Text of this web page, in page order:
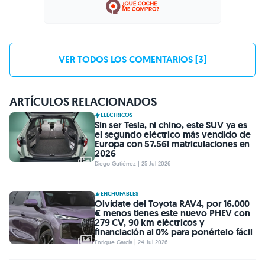
VER TODOS LOS COMENTARIOS [3]
ARTÍCULOS RELACIONADOS
ELÉCTRICOS
Sin ser Tesla, ni chino, este SUV ya es
el segundo eléctrico más vendido de
Europa con 57.561 matriculaciones en
2026
Diego Gutiérrez | 25 Jul 2026
ENCHUFABLES
Olvídate del Toyota RAV4, por 16.000
€ menos tienes este nuevo PHEV con
279 CV, 90 km eléctricos y
financiación al 0% para ponértelo fácil
Enrique García | 24 Jul 2026